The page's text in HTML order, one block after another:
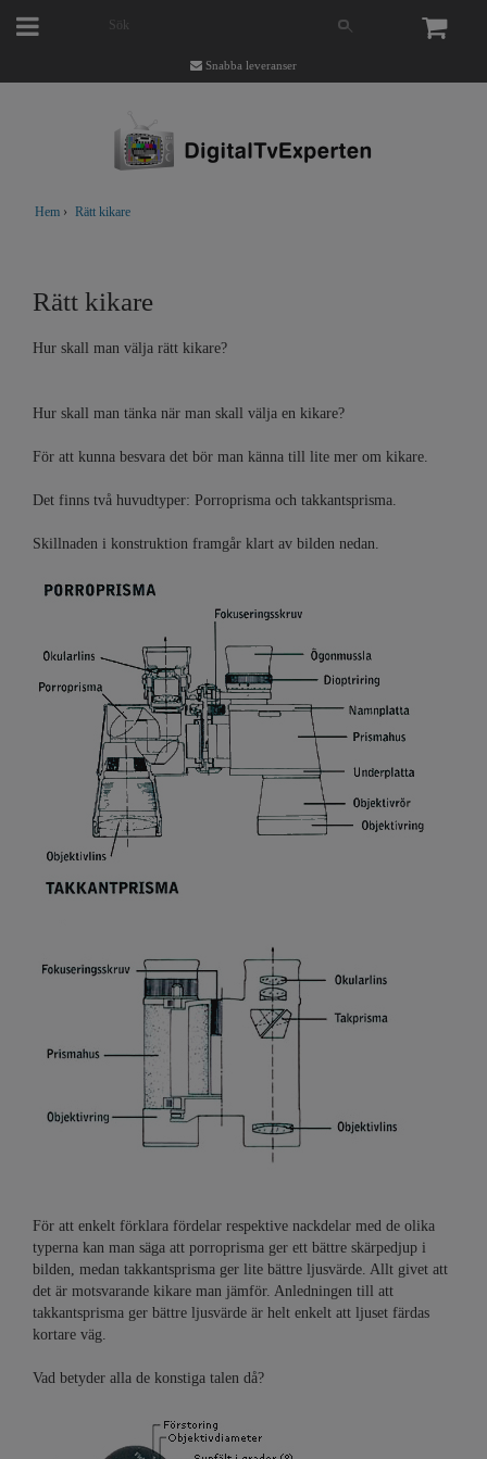
Snabba leveranser
Hem › Rätt kikare
Rätt kikare
Hur skall man välja rätt kikare?
Hur skall man tänka när man skall välja en kikare?
För att kunna besvara det bör man känna till lite mer om kikare.
Det finns två huvudtyper: Porroprisma och takkantsprisma.
Skillnaden i konstruktion framgår klart av bilden nedan.
För att enkelt förklara fördelar respektive nackdelar med de olika
typerna kan man säga att porroprisma ger ett bättre skärpedjup i
bilden, medan takkantsprisma ger lite bättre ljusvärde. Allt givet att
det är motsvarande kikare man jämför. Anledningen till att
takkantsprisma ger bättre ljusvärde är helt enkelt att ljuset färdas
kortare väg.
Vad betyder alla de konstiga talen då?